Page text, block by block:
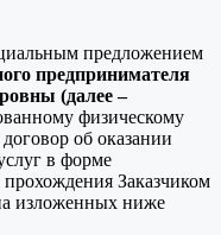
предложением
предпринимателя
(далее –
физическому
об оказании
в форме
Заказчиком
изложенных ниже